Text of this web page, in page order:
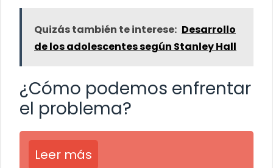
Quizás también te interese: Desarrollo
de los adolescentes según Stanley Hall
¿Cómo podemos enfrentar
el problema?
Leer más